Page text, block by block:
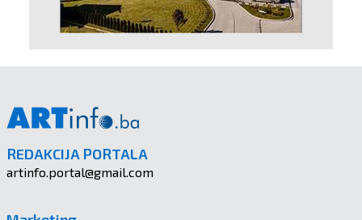
REDAKCIJA PORTALA
artinfo.portal@gmail.com